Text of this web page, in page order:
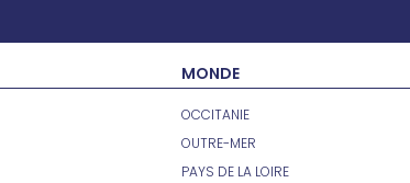
MONDE
OCCITANIE
OUTRE-MER
PAYS DE LA LOIRE